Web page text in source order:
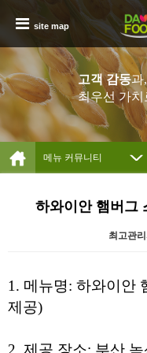
site map
고객 감동과,
최우선 가치
메뉴 커뮤니티
하와이안 햄버그
최고관
1. 메뉴명: 하와이안
제공)
2. 제공 장소: 부산